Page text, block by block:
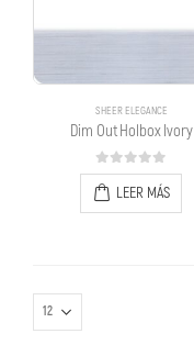
SHEER ELEGANCE
Dim Out Holbox Ivory
0out of 5
LEER MÁS